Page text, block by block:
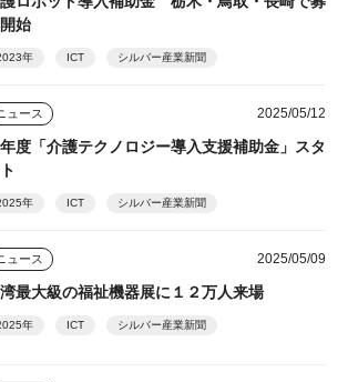
始
年 ICT シルバー産業新聞
ュース 2025/05/12
度「介護テクノロジー導入支援補助金」スタ
年 ICT シルバー産業新聞
ュース 2025/05/09
最大級の福祉機器展に１２万人来場
年 ICT シルバー産業新聞